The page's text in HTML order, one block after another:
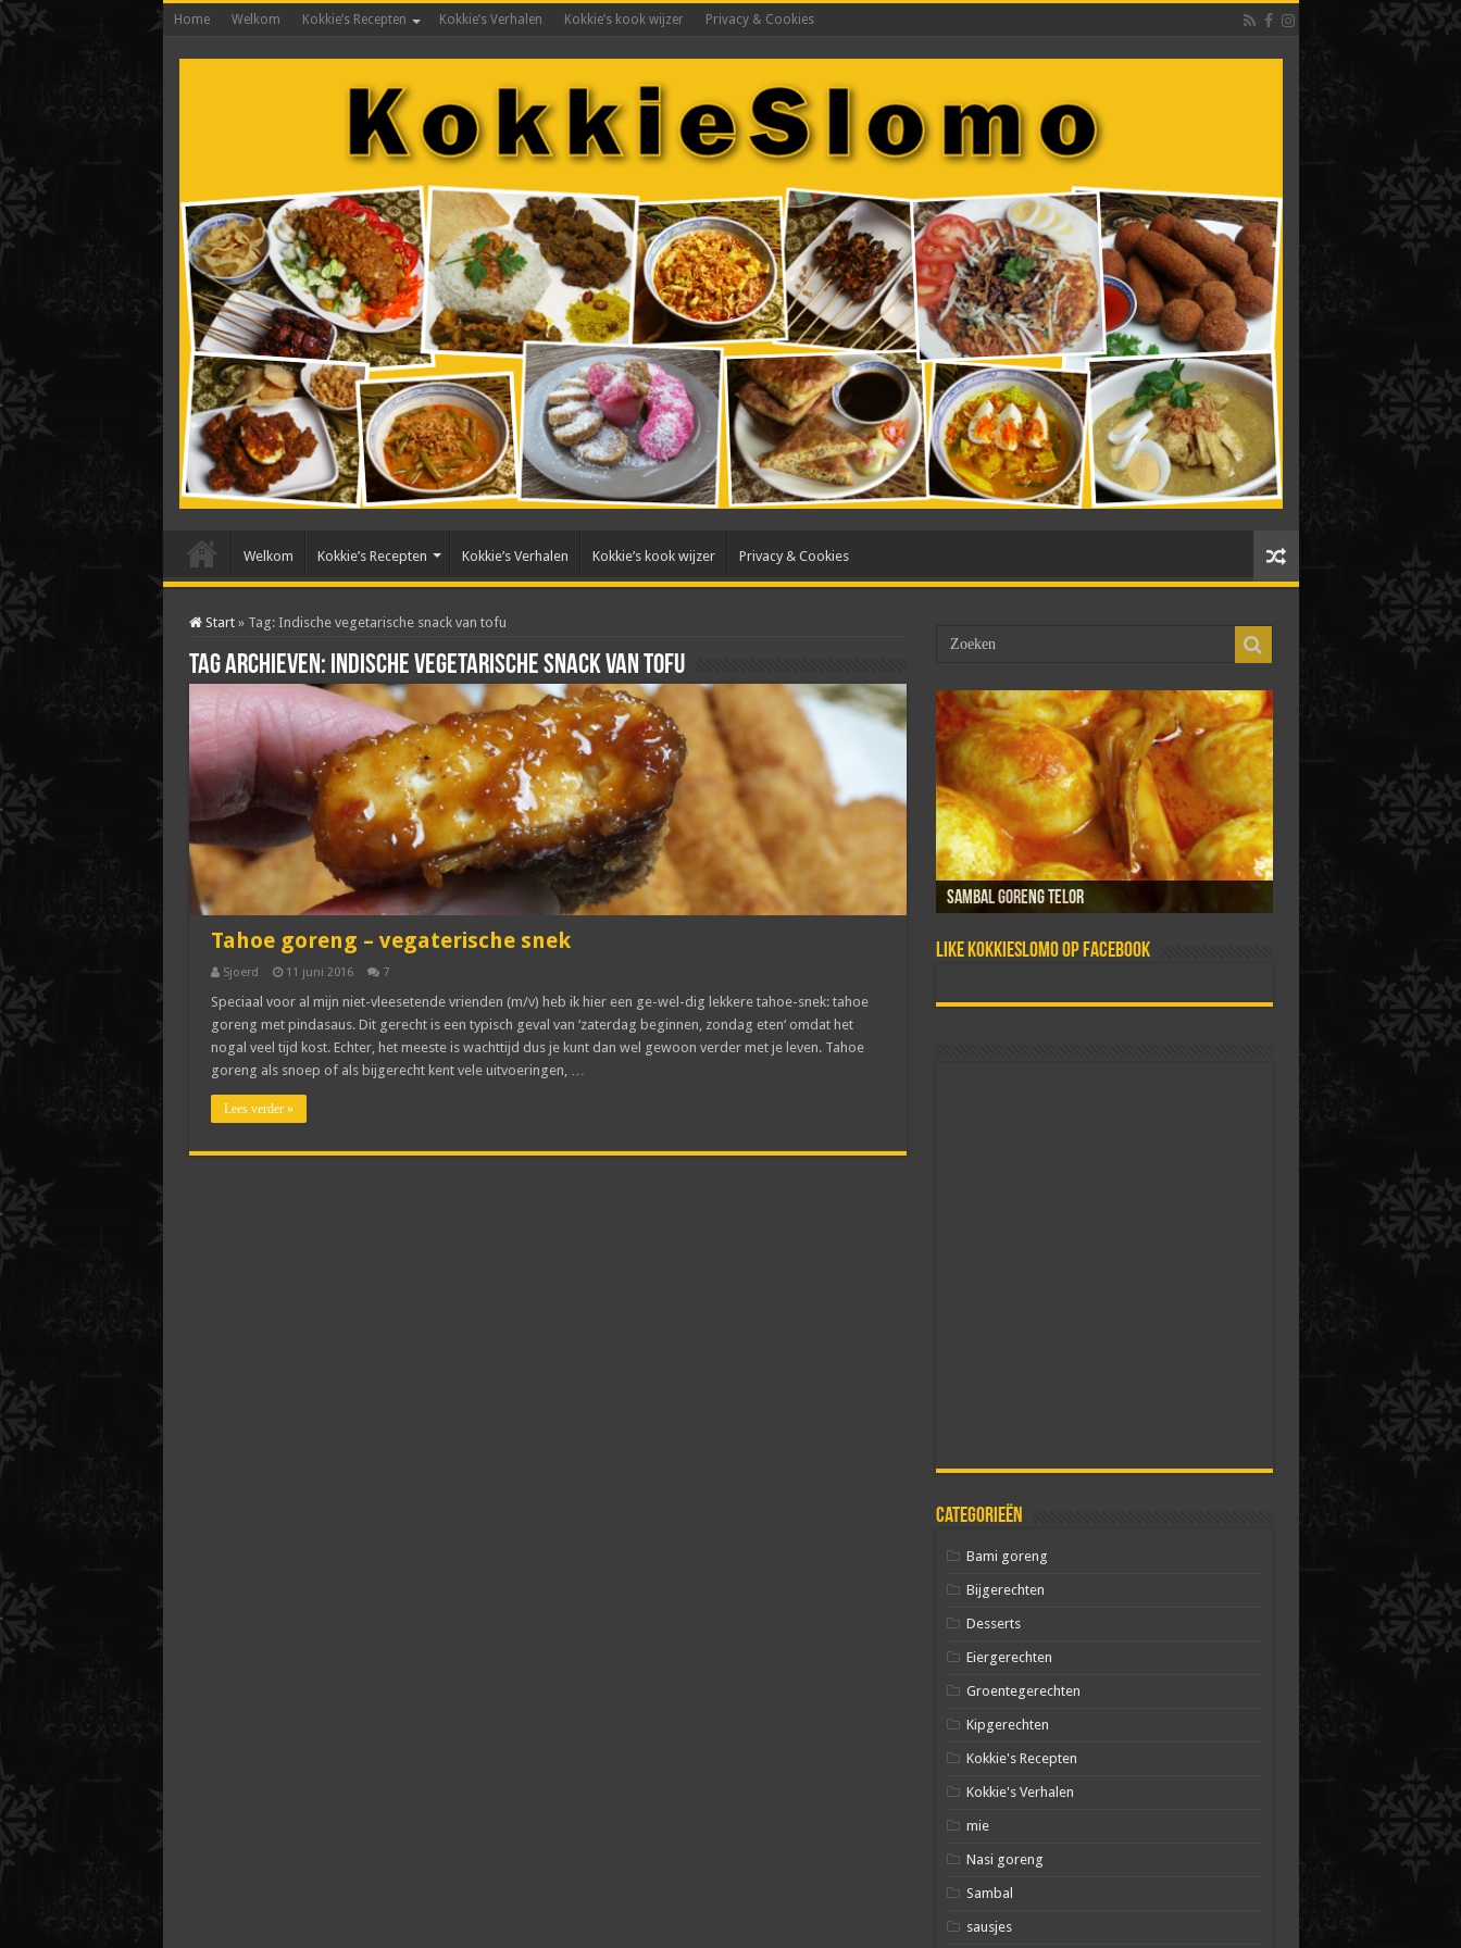
Home Welkom Kokkie’s Recepten Kokkie’s Verhalen Kokkie’s kook wijzer Privacy & Cookies
Welkom Kokkie’s Recepten Kokkie’s Verhalen Kokkie’s kook wijzer Privacy & Cookies
Start » Tag: Indische vegetarische snack van tofu
Tag archieven: Indische vegetarische snack van tofu
Tahoe goreng – vegaterische snek
Sjoerd 11 juni 2016 7
Speciaal voor al mijn niet-vleesetende vrienden (m/v) heb ik hier een ge-wel-dig lekkere tahoe-snek: tahoe
goreng met pindasaus. Dit gerecht is een typisch geval van ‘zaterdag beginnen, zondag eten‘ omdat het
nogal veel tijd kost. Echter, het meeste is wachttijd dus je kunt dan wel gewoon verder met je leven. Tahoe
goreng als snoep of als bijgerecht kent vele uitvoeringen, …
Lees verder »
New Yong Hai
Sambal goreng telor
Dadar isi
Martabak telor
Tahoe telor
Like Kokkieslomo op Facebook
Categorieën
Bami goreng
Bijgerechten
Desserts
Eiergerechten
Groentegerechten
Kipgerechten
Kokkie's Recepten
Kokkie's Verhalen
mie
Nasi goreng
Sambal
sausjes